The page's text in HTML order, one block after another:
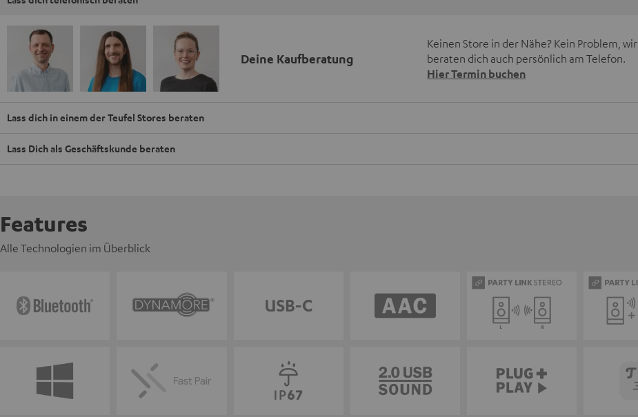
Deine Kaufberatung
Keinen Store in der Nähe? Kein Problem, wir
beraten dich auch persönlich am Telefon.
Hier Termin buchen
Lass dich in einem der Teufel Stores beraten
Lass Dich als Geschäftskunde beraten
Features
Alle Technologien im Überblick